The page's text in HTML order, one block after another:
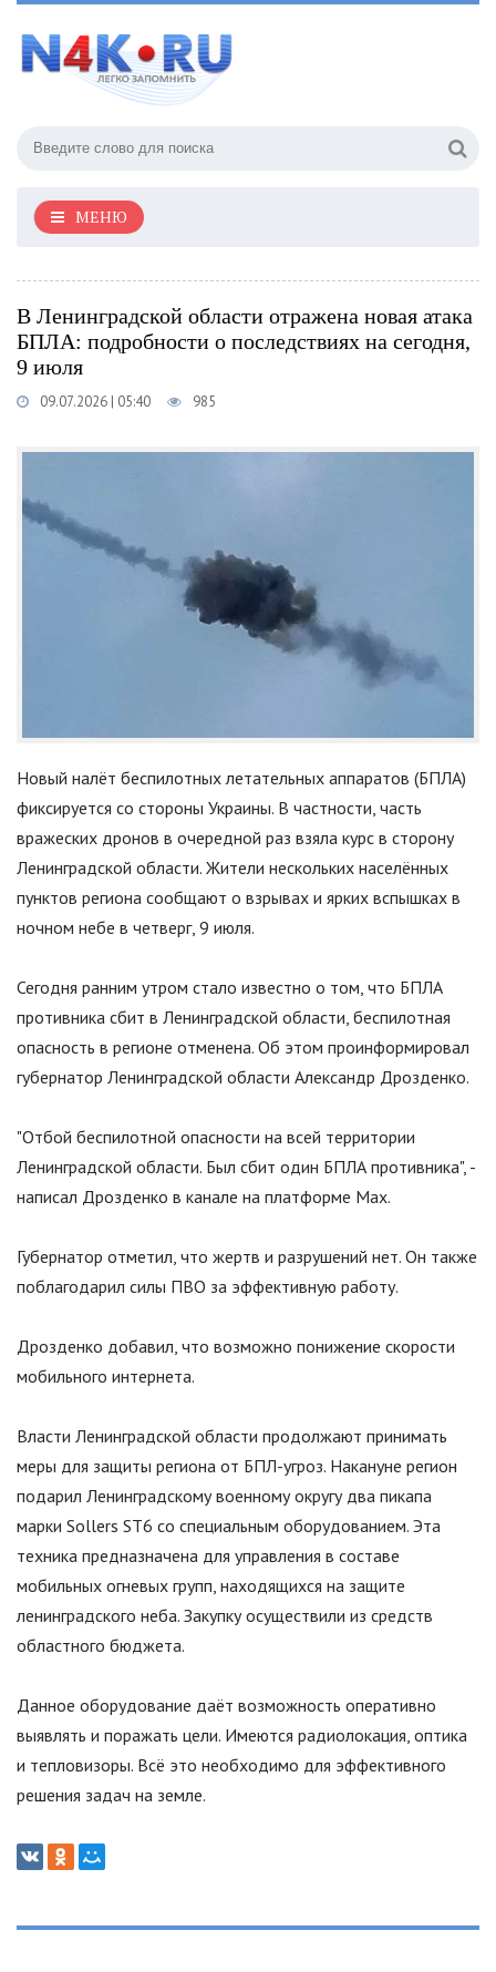
МЕНЮ
В Ленинградской области отражена новая атака
БПЛА: подробности о последствиях на сегодня,
9 июля
09.07.2026 | 05:40 985
Новый налёт беспилотных летательных аппаратов (БПЛА)
фиксируется со стороны Украины. В частности, часть
вражеских дронов в очередной раз взяла курс в сторону
Ленинградской области. Жители нескольких населённых
пунктов региона сообщают о взрывах и ярких вспышках в
ночном небе в четверг, 9 июля.
Сегодня ранним утром стало известно о том, что БПЛА
противника сбит в Ленинградской области, беспилотная
опасность в регионе отменена. Об этом проинформировал
губернатор Ленинградской области Александр Дрозденко.
"Отбой беспилотной опасности на всей территории
Ленинградской области. Был сбит один БПЛА противника", -
написал Дрозденко в канале на платформе Max.
Губернатор отметил, что жертв и разрушений нет. Он также
поблагодарил силы ПВО за эффективную работу.
Дрозденко добавил, что возможно понижение скорости
мобильного интернета.
Власти Ленинградской области продолжают принимать
меры для защиты региона от БПЛ-угроз. Накануне регион
подарил Ленинградскому военному округу два пикапа
марки Sollers ST6 со специальным оборудованием. Эта
техника предназначена для управления в составе
мобильных огневых групп, находящихся на защите
ленинградского неба. Закупку осуществили из средств
областного бюджета.
Данное оборудование даёт возможность оперативно
выявлять и поражать цели. Имеются радиолокация, оптика
и тепловизоры. Всё это необходимо для эффективного
решения задач на земле.